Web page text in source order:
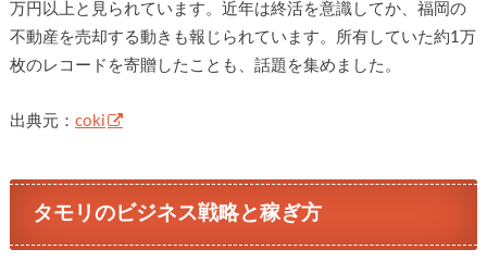
万円以上と見られています。近年は終活を意識してか、福岡の
不動産を売却する動きも報じられています。所有していた約1万
枚のレコードを寄贈したことも、話題を集めました。
出典元： coki
タモリのビジネス戦略と稼ぎ方